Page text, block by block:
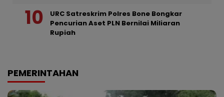
URC Satreskrim Polres Bone Bongkar
Pencurian Aset PLN Bernilai Miliaran
Rupiah
PEMERINTAHAN